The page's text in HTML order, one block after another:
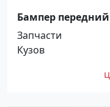
Бампер передний
Краснодар
Запчасти
Кузов